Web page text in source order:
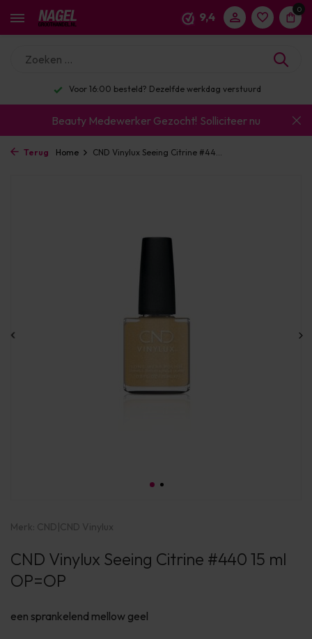
9,4
0
Voor 16:00 besteld? Dezelfde werkdag verstuurd
Beauty Medewerker Gezocht! Solliciteer nu
Terug Home CND Vinylux Seeing Citrine #44...
Merk: CND|CND Vinylux
CND Vinylux Seeing Citrine #440 15 ml
OP=OP
een sprankelend mellow geel